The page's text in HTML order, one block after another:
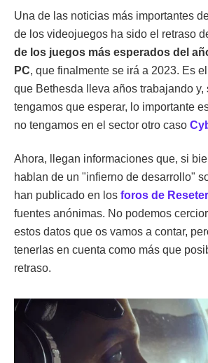
Una de las noticias más importantes
de los videojuegos ha sido el retraso
de los juegos más esperados del
PC, que finalmente se irá a 2023. Es
que Bethesda lleva años trabajando
tengamos que esperar, lo importante
no tengamos en el sector otro caso
Ahora, llegan informaciones que, si
hablan de un "infierno de desarrollo"
han publicado en los foros de
fuentes anónimas. No podemos
estos datos que os vamos a contar,
tenerlas en cuenta como más que
retraso.